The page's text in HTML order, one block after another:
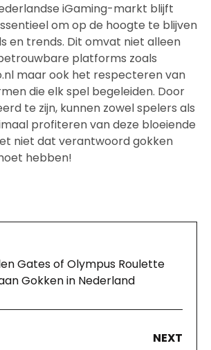
iGaming-markt blijft
om op de hoogte te blijven
en trends. Dit omvat niet alleen
platforms zoals
maar ook het respecteren van
die elk spel begeleiden. Door
te zijn, kunnen zowel spelers als
profiteren van deze bloeiende
niet dat verantwoord gokken
hebben!
Gates of Olympus Roulette
Gokken in Nederland
NEXT